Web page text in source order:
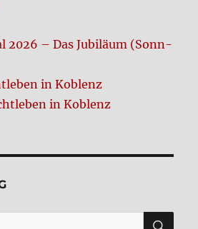
2026 – Das Jubi­lä­um (Sonn­
in Koblenz
in Koblenz